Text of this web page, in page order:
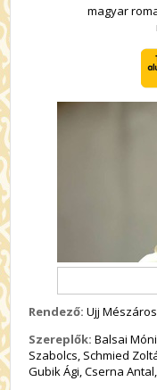
magyar
Rendező: Ujj
Szereplők: Balsai
Szabolcs, Schmied
Gubik Ági, Cserna